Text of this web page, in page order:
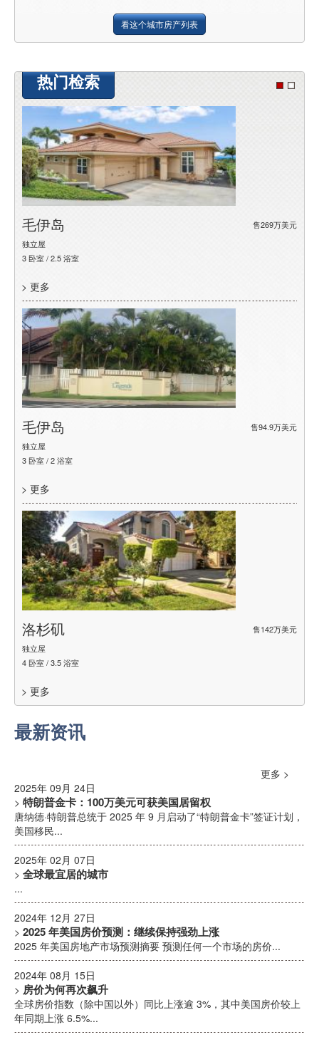
看这个城市房产列表
热门检索
毛伊岛
独立屋
3 卧室 / 2.5 浴室
售269万美元
> 更多
毛伊岛
独立屋
3 卧室 / 2 浴室
售94.9万美元
> 更多
洛杉矶
独立屋
4 卧室 / 3.5 浴室
售142万美元
> 更多
最新资讯
更多 >
2025年 09月 24日
> 特朗普金卡：100万美元可获美国居留权
唐纳德·特朗普总统于 2025 年 9 月启动了“特朗普金卡”签证计划，
美国移民...
2025年 02月 07日
> 全球最宜居的城市
...
2024年 12月 27日
> 2025 年美国房价预测：继续保持强劲上涨
2025 年美国房地产市场预测摘要 预测任何一个市场的房价...
2024年 08月 15日
> 房价为何再次飙升
全球房价指数（除中国以外）同比上涨逾 3%，其中美国房价较上
年同期上涨 6.5%...